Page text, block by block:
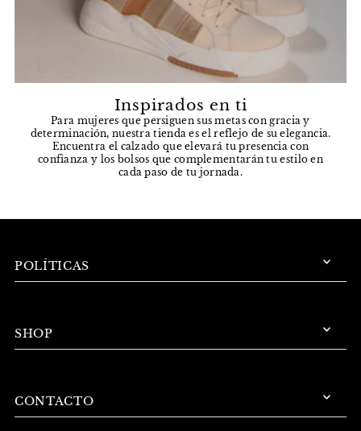
Inspirados en ti
Para mujeres que persiguen sus metas con gracia y
determinación, nuestra tienda es el reflejo de su elegancia.
Encuentra el calzado que elevará tu presencia con
confianza y los bolsos que complementarán tu estilo en
cada paso de tu jornada.
POLÍTICAS
SHOP
CONTACTO